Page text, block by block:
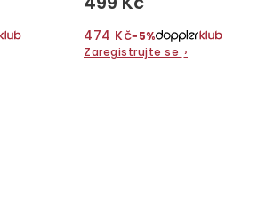
474 Kč−5%
Zaregistrujte se ›